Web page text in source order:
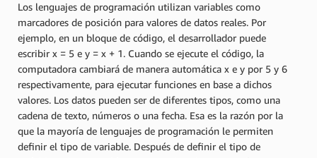
Los lenguajes de programación utilizan variables como
marcadores de posición para valores de datos reales. Por
ejemplo, en un bloque de código, el desarrollador puede
escribir x = 5 e y = x + 1. Cuando se ejecute el código, la
computadora cambiará de manera automática x e y por 5 y 6
respectivamente, para ejecutar funciones en base a dichos
valores. Los datos pueden ser de diferentes tipos, como una
cadena de texto, números o una fecha. Esa es la razón por la
que la mayoría de lenguajes de programación le permiten
definir el tipo de variable. Después de definir el tipo de